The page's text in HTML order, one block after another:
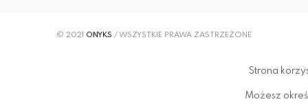
© 2021 ONYKS / WSZYSTKIE PRAWA ZASTRZEŻONE
Strona
Możesz